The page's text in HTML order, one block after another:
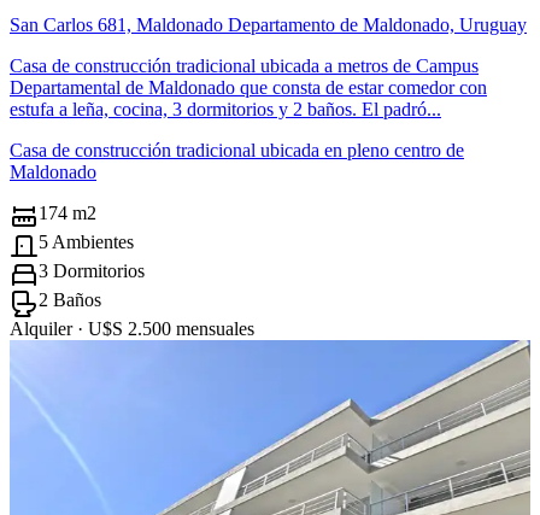
San Carlos 681, Maldonado Departamento de Maldonado, Uruguay
Casa de construcción tradicional ubicada a metros de Campus
Departamental de Maldonado que consta de estar comedor con
estufa a leña, cocina, 3 dormitorios y 2 baños. El padró...
Casa de construcción tradicional ubicada en pleno centro de
Maldonado
174 m2
5 Ambientes
3 Dormitorios
2 Baños
Alquiler · U$S 2.500 mensuales